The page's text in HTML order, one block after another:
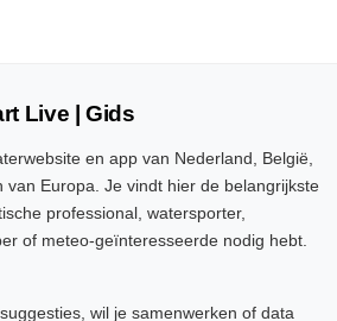
Live | Gids
en app van Nederland, België,
van Europa. Je vindt hier de belangrijkste
professional, watersporter,
of meteo-geïnteresseerde nodig hebt.
wil je samenwerken of data